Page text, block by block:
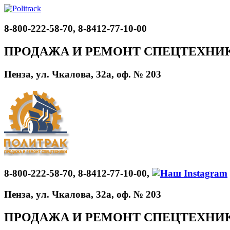
8-800-222-58-70, 8-8412-77-10-00
ПРОДАЖА И РЕМОНТ
Пенза, ул. Чкалова, 32а, оф. № 203
8-800-222-58-70, 8-8412-77-10-00,
Пенза, ул. Чкалова, 32а, оф. № 203
ПРОДАЖА И РЕМОНТ